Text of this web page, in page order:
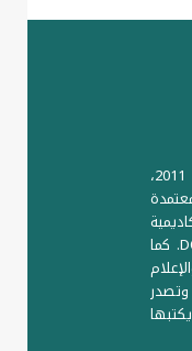
يصدر مركز حمورابي مجلة علمية فصلية محكّمة منذ 2011،
الرصينة، وحاصلة على مؤشرات دولية مثل DOI وDOAJ. كما
وتصدر